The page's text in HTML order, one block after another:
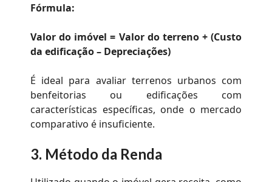
Fórmula:
Valor do imóvel = Valor do terreno + (Custo
da edificação – Depreciações)
É ideal para avaliar terrenos urbanos com
benfeitorias ou edificações com
características específicas, onde o mercado
comparativo é insuficiente.
3. Método da Renda